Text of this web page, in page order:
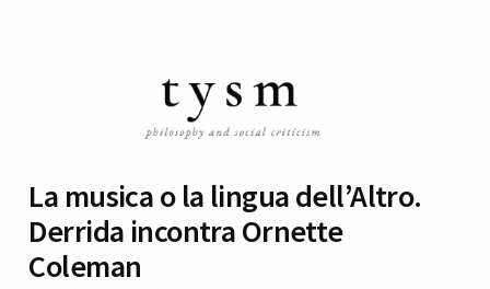
La musica o la lingua dell’Altro.
Derrida incontra Ornette
Coleman